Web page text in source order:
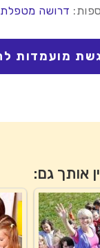
דרושה מטפלת
אותך גם: